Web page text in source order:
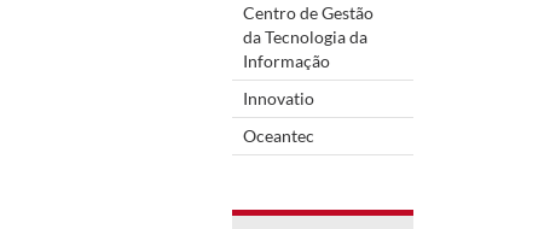
Centro de Gestão
da Tecnologia da
Informação
Innovatio
Oceantec